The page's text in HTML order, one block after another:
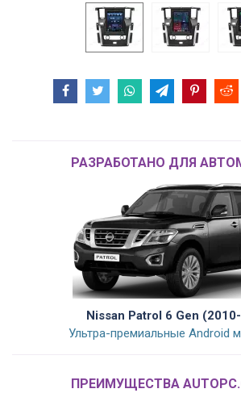
РАЗРАБОТАНО ДЛЯ
Nissan Patrol 6 Gen
Ультра-премиальные Android
ПРЕИМУЩЕСТВА